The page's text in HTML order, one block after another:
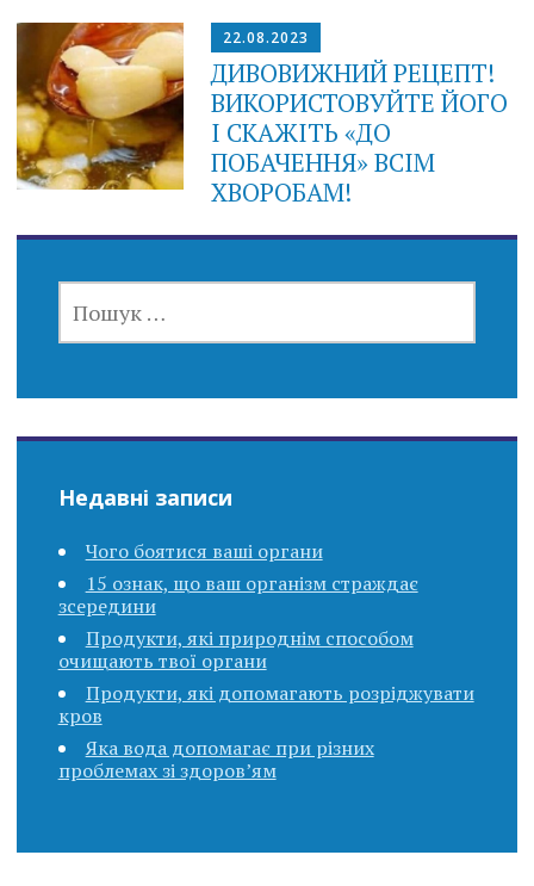
22.08.2023
ДИВOВИЖНИЙ РЕЦЕПТ!
ВИКОРИСТОВУЙТЕ ЙOГО
І СКАЖІТЬ «ДО
ПОБАЧЕННЯ» ВСIМ
ХВOPОБАМ!
Недавні записи
Чого боятися ваші органи
15 ознак, що ваш організм страждає
зсередини
Продукти, які природнім способом
очищають твої органи
Продукти, які допомагають розріджувати
кров
Яка вода допомагає при різних
проблемах зі здоров’ям